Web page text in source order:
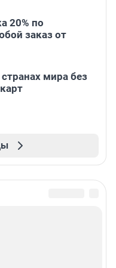
20% по
заказ от
мира без